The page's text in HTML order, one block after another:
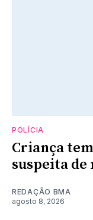
POLÍCIA
Criança
suspeita de
REDAÇÃO BMA
agosto 8, 2026